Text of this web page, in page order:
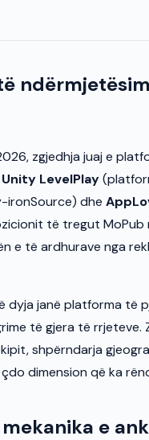
zgjedhja juaj e
Unity LevelPlay
ironSource) dhe
të tregut MoPub
e të ardhurave nga
dyja janë platforma të
të gjera të rrjeteve.
shpërndarja
dimension që ka
e